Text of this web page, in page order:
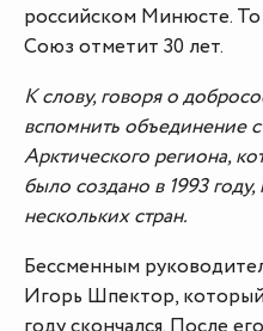
российском Минюсте.
Союз отметит 30 лет.
К слову, говоря о
вспомнить объединение
Арктического региона,
было создано в 1993
нескольких стран.
Бессменным
Игорь Шпектор,